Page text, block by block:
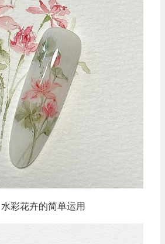
水彩花卉的简单运用